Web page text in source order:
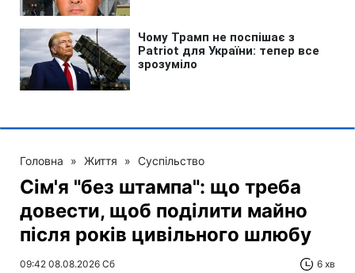
Головна » Життя » Суспільство
Сім'я "без штампа": що треба
довести, щоб поділити майно
після років цивільного шлюбу
09:42 08.08.2026 Сб 6 хв